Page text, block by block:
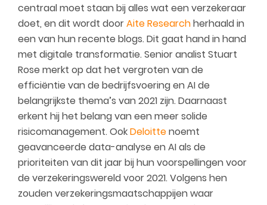
centraal moet staan bij alles wat een verzekeraar
doet, en dit wordt doorAite Researchherhaald in
een van hun recente blogs. Dit gaat hand in hand
met digitale transformatie. Senior analist Stuart
Rose merkt op dat het vergroten van de
efficiëntie van de bedrijfsvoering en AI de
belangrijkste thema’s van 2021 zijn. Daarnaast
erkent hij het belang van een meer solide
risicomanagement. OokDeloittenoemt
geavanceerde data-analyse en AI als de
prioriteiten van dit jaar bij hun voorspellingen voor
de verzekeringswereld voor 2021. Volgens hen
zouden verzekeringsmaatschappijen waar